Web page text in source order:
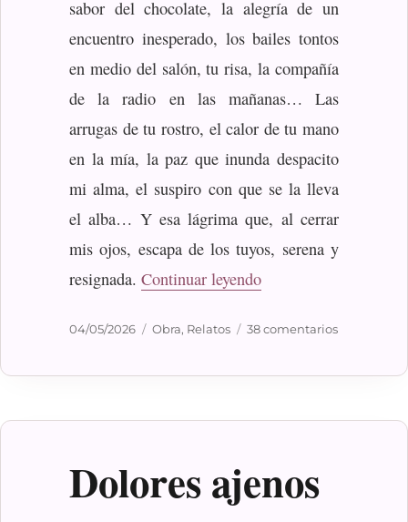
sabor del chocolate, la alegría de un
encuentro inesperado, los bailes tontos
en medio del salón, tu risa, la compañía
de la radio en las mañanas… Las
arrugas de tu rostro, el calor de tu mano
en la mía, la paz que inunda despacito
mi alma, el suspiro con que se la lleva
el alba… Y esa lágrima que, al cerrar
mis ojos, escapa de los tuyos, serena y
resignada. Continuar leyendo«Algo perfecto»
Publicado
04/05/2026 Categorías
Obra, Relatos 38 comentariosen
Dolores ajenos